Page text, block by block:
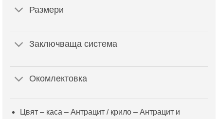
Размери
Заключваща система
Окомлектовка
Цвят – каса – Антрацит / крило – Антрацит и